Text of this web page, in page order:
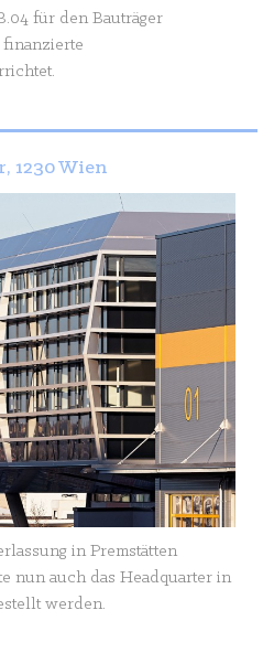
für den Bauträger
finanzierte
1230 Wien
in Premstätten
nun auch das Headquarter in
werden.